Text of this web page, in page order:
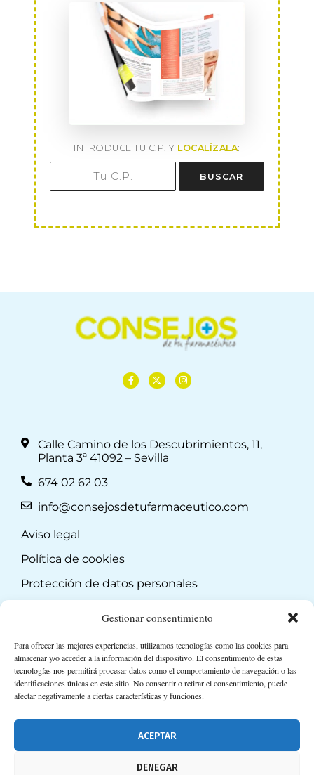
Gestionar consentimiento
Para ofrecer las mejores experiencias, utilizamos tecnologías como las cookies para
almacenar y/o acceder a la información del dispositivo. El consentimiento de estas
tecnologías nos permitirá procesar datos como el comportamiento de navegación o las
identificaciones únicas en este sitio. No consentir o retirar el consentimiento, puede
afectar negativamente a ciertas características y funciones.
ACEPTAR
DENEGAR
INTRODUCE TU C.P. Y LOCALÍZALA:
BUSCAR
Calle Camino de los Descubrimientos, 11,
Planta 3ª 41092 – Sevilla
674 02 62 03
info@consejosdetufarmaceutico.com
Aviso legal
Política de cookies
Protección de datos personales